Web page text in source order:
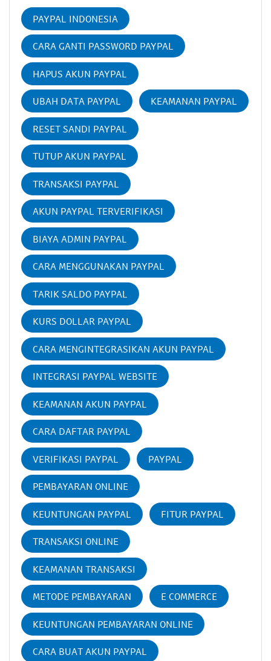
PAYPAL INDONESIA
CARA GANTI PASSWORD PAYPAL
HAPUS AKUN PAYPAL
UBAH DATA PAYPAL KEAMANAN PAYPAL
RESET SANDI PAYPAL
TUTUP AKUN PAYPAL
TRANSAKSI PAYPAL
AKUN PAYPAL TERVERIFIKASI
BIAYA ADMIN PAYPAL
CARA MENGGUNAKAN PAYPAL
TARIK SALDO PAYPAL
KURS DOLLAR PAYPAL
CARA MENGINTEGRASIKAN AKUN PAYPAL
INTEGRASI PAYPAL WEBSITE
KEAMANAN AKUN PAYPAL
CARA DAFTAR PAYPAL
VERIFIKASI PAYPAL PAYPAL
PEMBAYARAN ONLINE
KEUNTUNGAN PAYPAL FITUR PAYPAL
TRANSAKSI ONLINE
KEAMANAN TRANSAKSI
METODE PEMBAYARAN E COMMERCE
KEUNTUNGAN PEMBAYARAN ONLINE
CARA BUAT AKUN PAYPAL